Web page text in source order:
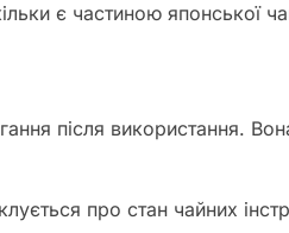
є частиною японської
після використання.
про стан чайних